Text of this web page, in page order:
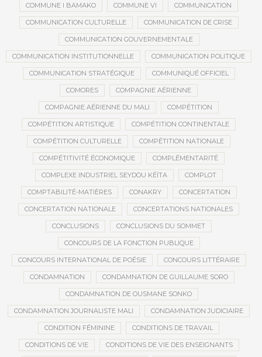
COMMUNE I BAMAKO COMMUNE VI COMMUNICATION
COMMUNICATION CULTURELLE COMMUNICATION DE CRISE
COMMUNICATION GOUVERNEMENTALE
COMMUNICATION INSTITUTIONNELLE COMMUNICATION POLITIQUE
COMMUNICATION STRATÉGIQUE COMMUNIQUÉ OFFICIEL
COMORES COMPAGNIE AÉRIENNE
COMPAGNIE AÉRIENNE DU MALI COMPÉTITION
COMPÉTITION ARTISTIQUE COMPÉTITION CONTINENTALE
COMPÉTITION CULTURELLE COMPÉTITION NATIONALE
COMPÉTITIVITÉ ÉCONOMIQUE COMPLÉMENTARITÉ
COMPLEXE INDUSTRIEL SEYDOU KÉÏTA COMPLOT
COMPTABILITÉ-MATIÈRES CONAKRY CONCERTATION
CONCERTATION NATIONALE CONCERTATIONS NATIONALES
CONCLUSIONS CONCLUSIONS DU SOMMET
CONCOURS DE LA FONCTION PUBLIQUE
CONCOURS INTERNATIONAL DE POÉSIE CONCOURS LITTÉRAIRE
CONDAMNATION CONDAMNATION DE GUILLAUME SORO
CONDAMNATION DE OUSMANE SONKO
CONDAMNATION JOURNALISTE MALI CONDAMNATION JUDICIAIRE
CONDITION FÉMININE CONDITIONS DE TRAVAIL
CONDITIONS DE VIE CONDITIONS DE VIE DES ENSEIGNANTS